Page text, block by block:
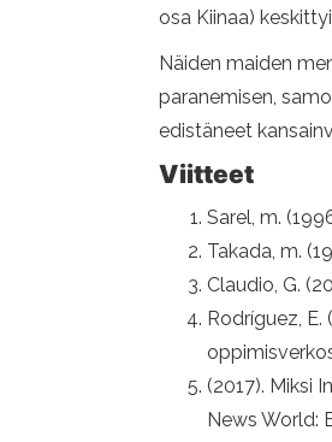
osa Kiinaa)
Näiden maiden
paranemisen,
edistäneet
Viitteet
Sarel, m.
Takada, m.
Claudio, G.
Rodríguez,
(2017). Miksi
News World: